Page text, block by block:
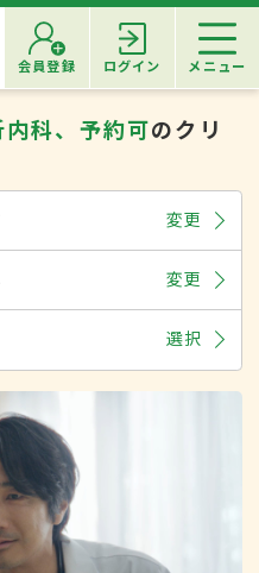
会員登録 ログイン メニュー
科、予約可のクリ
変更
変更
選択